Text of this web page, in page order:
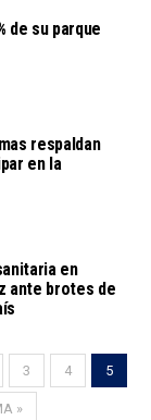
de su parque
respaldan
en la
en
ante brotes de
3 4 5
»